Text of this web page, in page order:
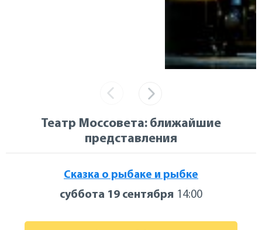
Театр Моссовета: ближайшие
представления
Сказка о рыбаке и рыбке
суббота 19 сентября 14:00